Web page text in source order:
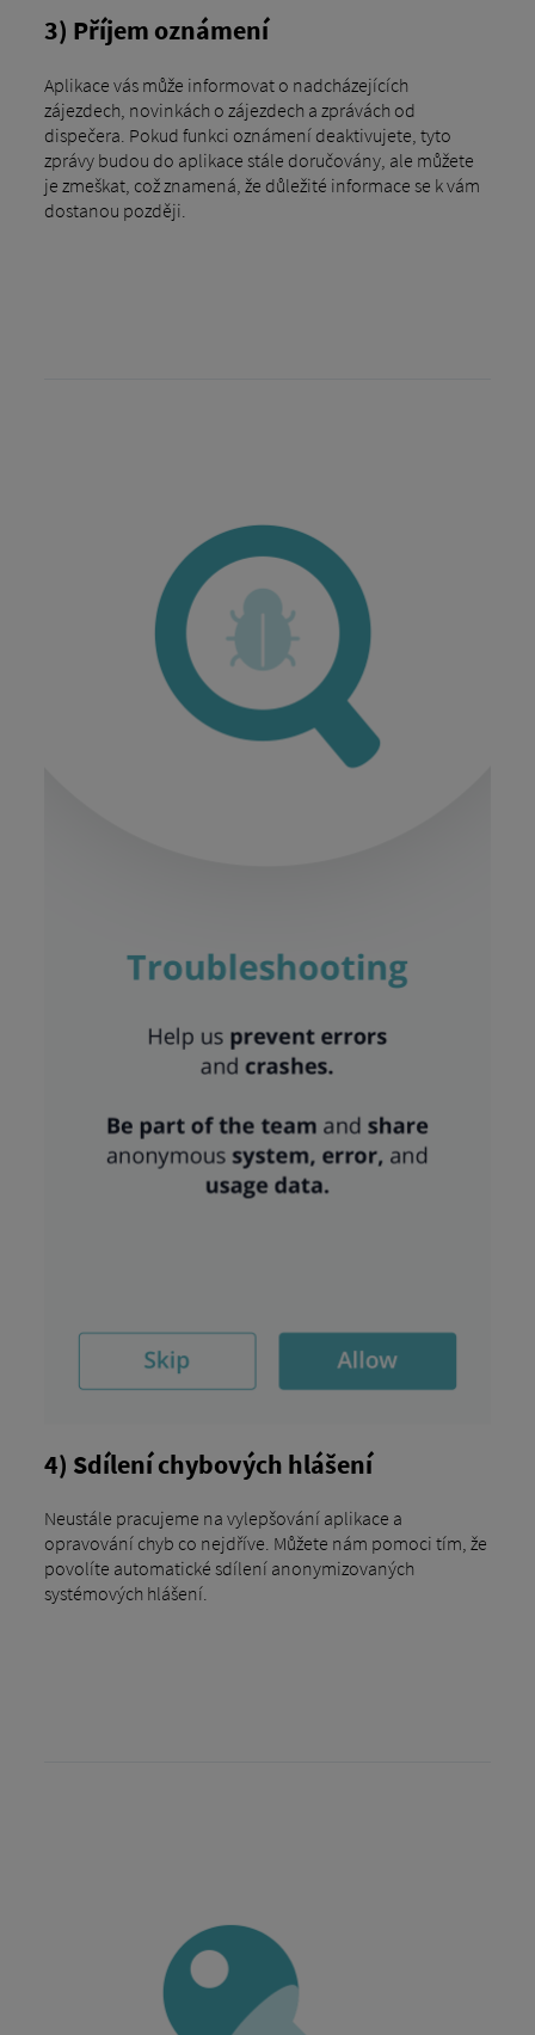
3) Příjem oznámení
Aplikace vás může informovat o nadcházejících
zájezdech, novinkách o zájezdech a zprávách od
dispečera. Pokud funkci oznámení deaktivujete, tyto
zprávy budou do aplikace stále doručovány, ale můžete
je zmeškat, což znamená, že důležité informace se k vám
dostanou později.
4) Sdílení chybových hlášení
Neustále pracujeme na vylepšování aplikace a
opravování chyb co nejdříve. Můžete nám pomoci tím, že
povolíte automatické sdílení anonymizovaných
systémových hlášení.